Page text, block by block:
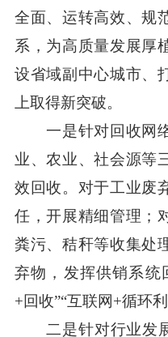
全面、运转高效、规
系，为高质量发展厚
设省域副中心城市、
上取得新突破。
一是针对回收网络
业、农业、社会源等
效回收。对于工业废
任，开展精细管理；
粪污、秸秆等收集处
弃物，发挥供销系统
+回收”“互联网+循环
二是针对行业发展